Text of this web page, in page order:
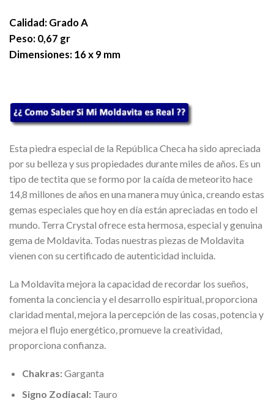
Calidad: Grado A
Peso: 0,67 gr
Dimensiones: 16 x 9 mm
Esta piedra especial de la República Checa ha sido apreciada
por su belleza y sus propiedades durante miles de años. Es un
tipo de tectita que se formo por la caída de meteorito hace
14,8 millones de años en una manera muy única, creando estas
gemas especiales que hoy en día están apreciadas en todo el
mundo. Terra Crystal ofrece esta hermosa, especial y genuina
gema de Moldavita. Todas nuestras piezas de Moldavita
vienen con su certificado de autenticidad incluida.
La Moldavita mejora la capacidad de recordar los sueños,
fomenta la conciencia y el desarrollo espiritual, proporciona
claridad mental, mejora la percepción de las cosas, potencia y
mejora el flujo energético, promueve la creatividad,
proporciona confianza.
Chakras:Garganta
Signo Zodiacal: Tauro